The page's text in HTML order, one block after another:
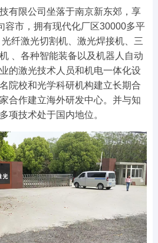
有限公司坐落于南京新东郊，享
容市，拥有现代化厂区30000多平
纤激光切割机、激光焊接机、三
、各种智能装备以及机器人自动
的激光技术人员和机电一体化设
院校和光学科研机构建立长期合
合作建立海外研发中心。并与知
项技术处于国内地位。